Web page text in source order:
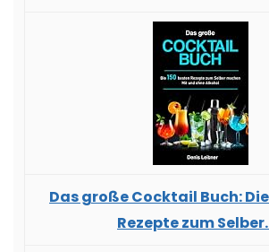
Das große Cocktail Buch:
Rezepte zum